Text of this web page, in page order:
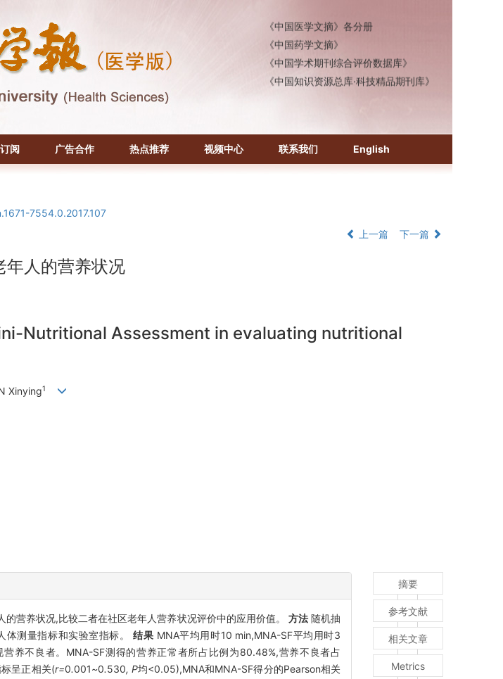
《中国医学文摘》各分册
《中国药学文摘》
《中国学术期刊综合评价数据库》
《中国知识资源总库·科技精品期刊库》
阅 广告合作 热点推荐 视频中心 联系我们 English
7554.0.2017.107
上一篇 下一篇
年人的营养状况
Nutritional Assessment in evaluating nutritional
Xinying1
营养状况,比较二者在社区老年人营养状况评价中的应用价值。 方法随机抽
体测量指标和实验室指标。结果 MNA平均用时10 min,MNA-SF平均用时3
养不良者。MNA-SF测得的营养正常者所占比例为80.48%,营养不良者占
呈正相关(r=0.001~0.530, P均<0.05),MNA和MNA-SF得分的Pearson相关
摘要
参考文献
相关文章
Metrics